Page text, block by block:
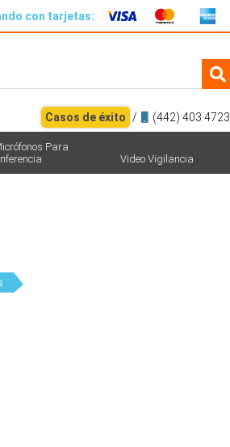
con tarjetas:
Casos de éxito / (442) 403 4723
Para
Video Vigilancia